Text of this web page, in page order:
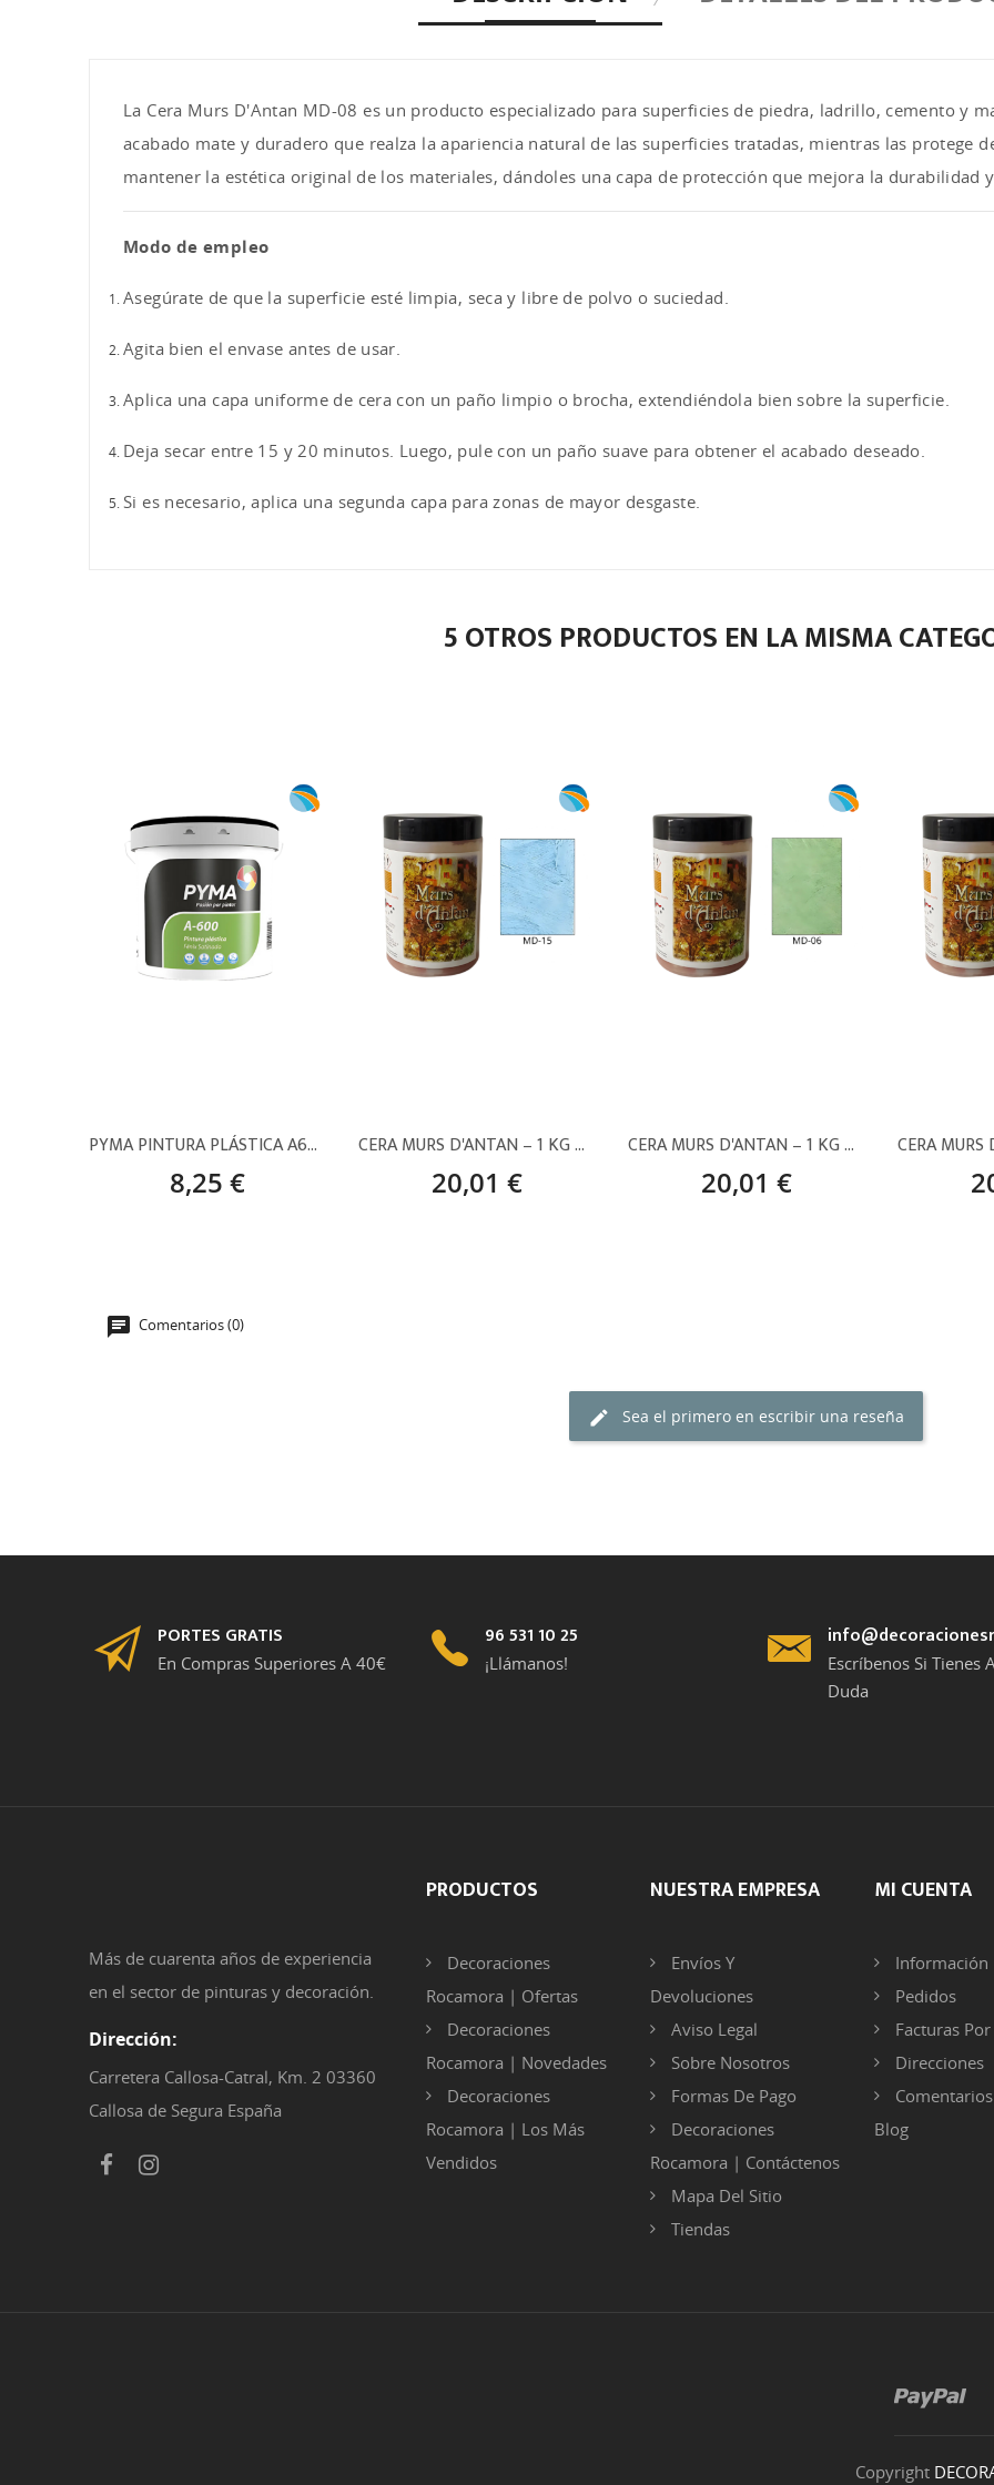
La Cera Murs D'Antan MD-08 es un producto especializado para superficies de piedra, ladrillo, cemento y
acabado mate y duradero que realza la apariencia natural de las superficies tratadas, mientras las protege
mantener la estética original de los materiales, dándoles una capa de protección que mejora la durabilidad
Modo de empleo
Asegúrate de que la superficie esté limpia, seca y libre de polvo o suciedad.
Agita bien el envase antes de usar.
Aplica una capa uniforme de cera con un paño limpio o brocha, extendiéndola bien sobre la superficie.
Deja secar entre 15 y 20 minutos. Luego, pule con un paño suave para obtener el acabado deseado.
Si es necesario, aplica una segunda capa para zonas de mayor desgaste.
5 OTROS PRODUCTOS EN LA MISMA
PYMA PINTURA PLÁSTICA A600 FÉNIX SATINADO
8,25 €
CERA MURS D'ANTAN – 1 KG MD-15
20,01 €
CERA MURS D'ANTAN – 1 KG MD-06
20,01 €
Comentarios (0)
Sea el primero en escribir una reseña
PORTES GRATIS
En Compras Superiores A 40€
96 531 10 25
¡Llámanos!
Escríbenos Si Tienes
Duda
Más de cuarenta años de experiencia
en el sector de pinturas y decoración.
Dirección:
Carretera Callosa-Catral, Km. 2 03360
Callosa de Segura España
PRODUCTOS
Decoraciones
Rocamora | Ofertas
Decoraciones
Rocamora | Novedades
Decoraciones
Rocamora | Los Más
Vendidos
NUESTRA EMPRESA
Envíos Y
Devoluciones
Aviso Legal
Sobre Nosotros
Formas De Pago
Decoraciones
Rocamora | Contáctenos
Mapa Del Sitio
Tiendas
MI CUENTA
Información
Pedidos
Facturas
Direcciones
Blog
Copyright